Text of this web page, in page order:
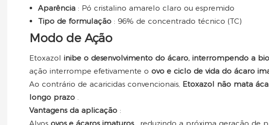
Aparência : Pó cristalino amarelo claro ou espremido
Tipo de formulação : 96% de concentrado técnico (TC)
Modo de Ação
Etoxazol inibe o desenvolvimento do ácaro, interrompendo a
ação interrompe efetivamente o ovo e ciclo de vida do ácaro
Ao contrário de acaricidas convencionais, Etoxazol não mata
longo prazo .
Vantagens da aplicação :